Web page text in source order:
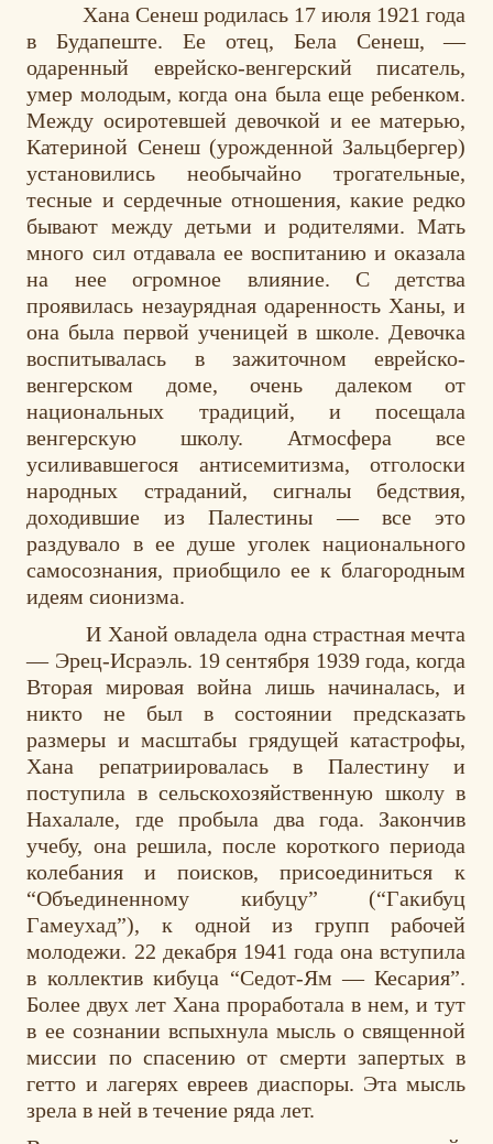
Хана Сенеш родилась 17 июля 1921 года
в Будапеште. Ее отец, Бела Сенеш, —
одаренный еврейско-венгерский писатель,
умер молодым, когда она была еще ребенком.
Между осиротевшей девочкой и ее матерью,
Катериной Сенеш (урожденной Зальцбергер)
установились необычайно трогательные,
тесные и сердечные отношения, какие редко
бывают между детьми и родителями. Мать
много сил отдавала ее воспитанию и оказала
на нее огромное влияние. С детства
проявилась незаурядная одаренность Ханы, и
она была первой ученицей в школе. Девочка
воспитывалась в зажиточном еврейско-
венгерском доме, очень далеком от
национальных традиций, и посещала
венгерскую школу. Атмосфера все
усиливавшегося антисемитизма, отголоски
народных страданий, сигналы бедствия,
доходившие из Палестины — все это
раздувало в ее душе уголек национального
самосознания, приобщило ее к благородным
идеям сионизма.
И Ханой овладела одна страстная мечта
— Эрец-Исраэль. 19 сентября 1939 года, когда
Вторая мировая война лишь начиналась, и
никто не был в состоянии предсказать
размеры и масштабы грядущей катастрофы,
Хана репатриировалась в Палестину и
поступила в сельскохозяйственную школу в
Нахалале, где пробыла два года. Закончив
учебу, она решила, после короткого периода
колебания и поисков,
присоединиться к
“Объединенному кибуцу” (“Гакибуц
Гамеухад”), к одной из групп рабочей
молодежи. 22 декабря 1941 года она вступила
в коллектив кибуца “Седот-Ям — Кесария”.
Более двух лет Хана проработала в нем, и тут
в ее сознании вспыхнула мысль о священной
миссии по спасению от смерти запертых в
гетто и лагерях евреев диаспоры. Эта мысль
зрела в ней в течение ряда лет.